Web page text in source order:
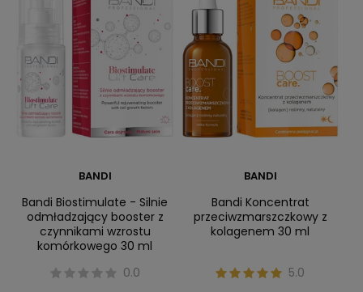
BANDI
Bandi Biostimulate - Silnie
odmładzający booster z
czynnikami wzrostu
komórkowego 30 ml
0.0
BANDI
Bandi Koncentrat
przeciwzmarszczkowy z
kolagenem 30 ml
5.0